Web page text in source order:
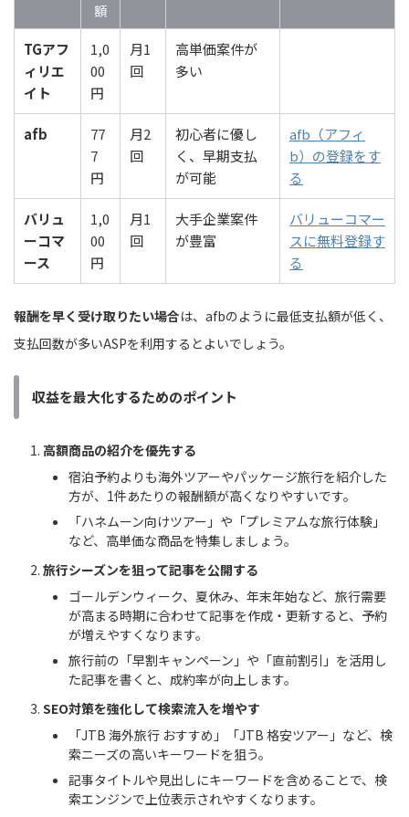
額
TGアフ
ィリエ
イト
1,0
00
円
月1
回
高単価案件が
多い
afb
77
7
円
月2
回
初心者に優し
く、早期支払
が可能
afb（アフィ
b）の登録をす
る
バリュ
ーコマ
ース
1,0
00
円
月1
回
大手企業案件
が豊富
バリューコマー
スに無料登録す
る
報酬を早く受け取りたい場合は、afbのように最低支払額が低く、
支払回数が多いASPを利用するとよいでしょう。
収益を最大化するためのポイント
高額商品の紹介を優先する
宿泊予約よりも海外ツアーやパッケージ旅行を紹介した
方が、1件あたりの報酬額が高くなりやすいです。
「ハネムーン向けツアー」や「プレミアムな旅行体験」
など、高単価な商品を特集しましょう。
旅行シーズンを狙って記事を公開する
ゴールデンウィーク、夏休み、年末年始など、旅行需要
が高まる時期に合わせて記事を作成・更新すると、予約
が増えやすくなります。
旅行前の「早割キャンペーン」や「直前割引」を活用し
た記事を書くと、成約率が向上します。
SEO対策を強化して検索流入を増やす
「JTB 海外旅行 おすすめ」「JTB 格安ツアー」など、検
索ニーズの高いキーワードを狙う。
記事タイトルや見出しにキーワードを含めることで、検
索エンジンで上位表示されやすくなります。